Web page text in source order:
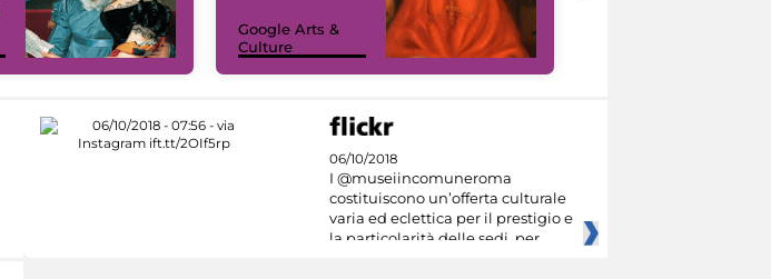
Google Arts &
Culture
06/10/2018
I @museiincomuneroma
costituiscono un’offerta culturale
varia ed eclettica per il prestigio e
la particolarità delle sedi, per